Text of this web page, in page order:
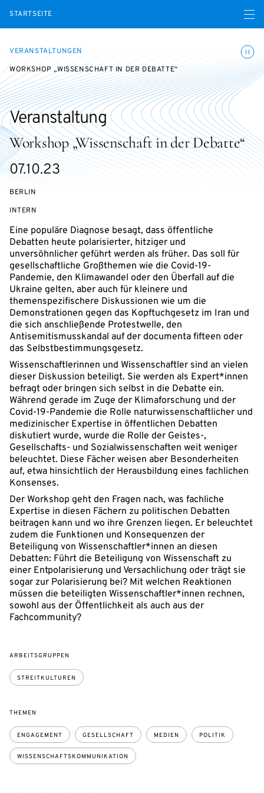
STARTSEITE Menü
VERANSTALTUNGEN
WORKSHOP „WISSENSCHAFT IN DER DEBATTE“
Workshop „Wissenschaft in der Debatte“
Veranstaltung
eventBeginsOn
07.10.23
BERLIN
VERANSTALTUNGSZUGANG:
INTERN
Eine populäre Diagnose besagt, dass öffentliche
Debatten heute polarisierter, hitziger und
unversöhnlicher geführt werden als früher. Das soll für
gesellschaftliche Großthemen wie die Covid-19-
Pandemie, den Klimawandel oder den Überfall auf die
Ukraine gelten, aber auch für kleinere und
themenspezifischere Diskussionen wie um die
Demonstrationen gegen das Kopftuchgesetz im Iran und
die sich anschließende Protestwelle, den
Antisemitismusskandal auf der documenta fifteen oder
das Selbstbestimmungsgesetz.
Wissenschaftlerinnen und Wissenschaftler sind an vielen
dieser Diskussion beteiligt. Sie werden als Expert*innen
befragt oder bringen sich selbst in die Debatte ein.
Während gerade im Zuge der Klimaforschung und der
Covid-19-Pandemie die Rolle naturwissenschaftlicher und
medizinischer Expertise in öffentlichen Debatten
diskutiert wurde, wurde die Rolle der Geistes-,
Gesellschafts- und Sozialwissenschaften weit weniger
beleuchtet. Diese Fächer weisen aber Besonderheiten
auf, etwa hinsichtlich der Herausbildung eines fachlichen
Konsenses.
Der Workshop geht den Fragen nach, was fachliche
Expertise in diesen Fächern zu politischen Debatten
beitragen kann und wo ihre Grenzen liegen. Er beleuchtet
zudem die Funktionen und Konsequenzen der
Beteiligung von Wissenschaftler*innen an diesen
Debatten: Führt die Beteiligung von Wissenschaft zu
einer Entpolarisierung und Versachlichung oder trägt sie
sogar zur Polarisierung bei? Mit welchen Reaktionen
müssen die beteiligten Wissenschaftler*innen rechnen,
sowohl aus der Öffentlichkeit als auch aus der
Fachcommunity?
ARBEITSGRUPPEN
STREITKULTUREN
THEMEN
ENGAGEMENT GESELLSCHAFT MEDIEN POLITIK
WISSENSCHAFTSKOMMUNIKATION